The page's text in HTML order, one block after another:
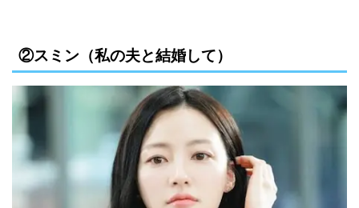
②スミン（私の夫と結婚して）